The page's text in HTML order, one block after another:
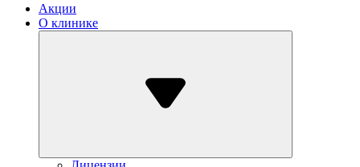
Акции
О клинике